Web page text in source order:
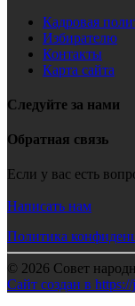
Кадровая
Избирателю
Контакты
Карта сайта
Следуйте за нами
Обратная связь
Если у вас есть
Написать нам
Политика
© 2026 Совет
Сайт создан в